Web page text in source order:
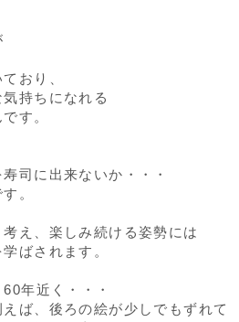
おり、
持ちになれる
す。
司に出来ないか・・・
。
え、楽しみ続ける姿勢には
ばされます。
年近く・・・
えば、後ろの絵が少しでもずれて